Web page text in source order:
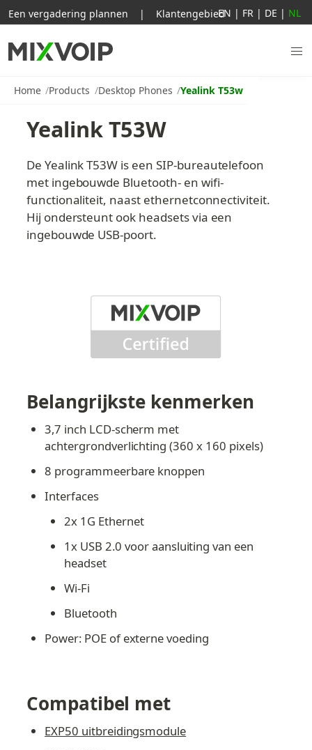
Home Products Desktop Phones Yealink T53w
Yealink T53W
De Yealink T53W is een SIP-bureautelefoon
met ingebouwde Bluetooth- en wifi-
functionaliteit, naast ethernetconnectiviteit.
Hij ondersteunt ook headsets via een
ingebouwde USB-poort.
Belangrijkste kenmerken
3,7 inch LCD-scherm met
achtergrondverlichting (360 x 160 pixels)
8 programmeerbare knoppen
Interfaces
2x 1G Ethernet
1x USB 2.0 voor aansluiting van een
headset
Wi-Fi
Bluetooth
Power: POE of externe voeding
Compatibel met
EXP50 uitbreidingsmodule
Een vergadering plannen | KlantengebiedEN | FR | DE | NL